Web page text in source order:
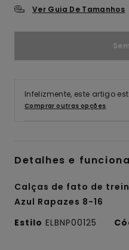
Ver Guia De Tamanhos
Infelizmente, este artigo
Comprar outras opções
Detalhes e
Calças de fato de
Azul Rapazes 8-16
Estilo ELBNP00125